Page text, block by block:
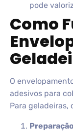
pode
Como
O
adesivos para
Para geladeiras,